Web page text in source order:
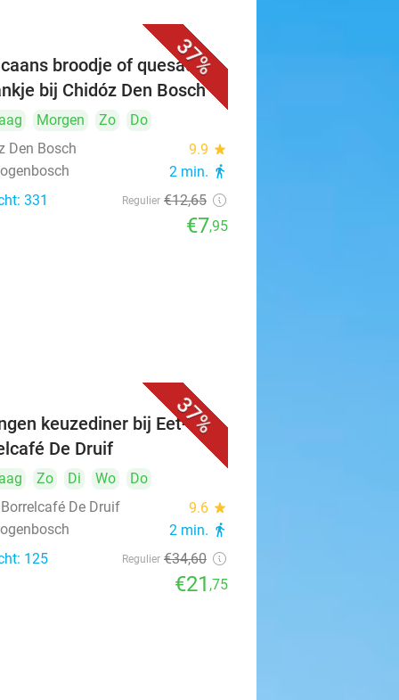
37%
broodje of quesadilla
bij Chidóz Den Bosch
Morgen Zo
Do
Den Bosch
9.9 star
2 min. directions_walk
331 Regulier €12,65
€7,95
37%
keuzediner bij Eet- &
De Druif
Zo Di Wo
Do
Borrelcafé De Druif
9.6 star
2 min. directions_walk
125 Regulier €34,60
€21 ,75